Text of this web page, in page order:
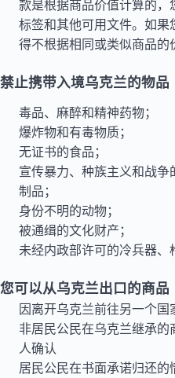
款是根据商品价值计算的，
标签和其他可用文件。如
得不根据相同或类似商品的
禁止携带入境乌克兰的物品
毒品、麻醉和精神药物；
爆炸物和有毒物质；
无证书的食品；
宣传暴力、种族主义和战
制品；
身份不明的动物；
被通缉的文化财产；
未经内政部许可的冷兵器、
您可以从乌克兰出口的商品
因离开乌克兰前往另一个
非居民公民在乌克兰继承
人确认
居民公民在书面承诺归还